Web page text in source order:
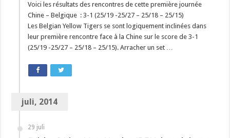
Voici les résultats des rencontres de cette première journée
Chine – Belgique : 3-1 (25/19 -25/27 – 25/18 – 25/15)
Les Belgian Yellow Tigers se sont logiquement inclinées dans
leur première rencontre face à la Chine sur le score de 3-1
(25/19 -25/27 – 25/18 – 25/15). Arracher un set …
juli, 2014
29 juli